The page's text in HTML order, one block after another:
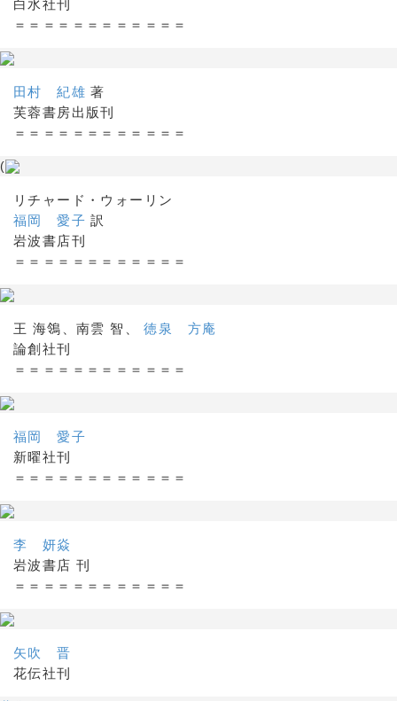
白水社刊
＝＝＝＝＝＝＝＝＝＝＝＝
田村 紀雄 著
芙蓉書房出版刊
＝＝＝＝＝＝＝＝＝＝＝＝
(
リチャード・ウォーリン
福岡 愛子 訳
岩波書店刊
＝＝＝＝＝＝＝＝＝＝＝＝
王 海鴒、南雲 智、徳泉 方庵
論創社刊
＝＝＝＝＝＝＝＝＝＝＝＝
福岡 愛子
新曜社刊
＝＝＝＝＝＝＝＝＝＝＝＝
李 妍焱
岩波書店 刊
＝＝＝＝＝＝＝＝＝＝＝＝
矢吹 晋
花伝社刊